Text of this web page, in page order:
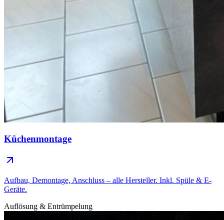
Küchenmontage
Aufbau, Demontage, Anschluss – alle Hersteller. Inkl. Spüle & E-
Geräte.
Auflösung & Entrümpelung